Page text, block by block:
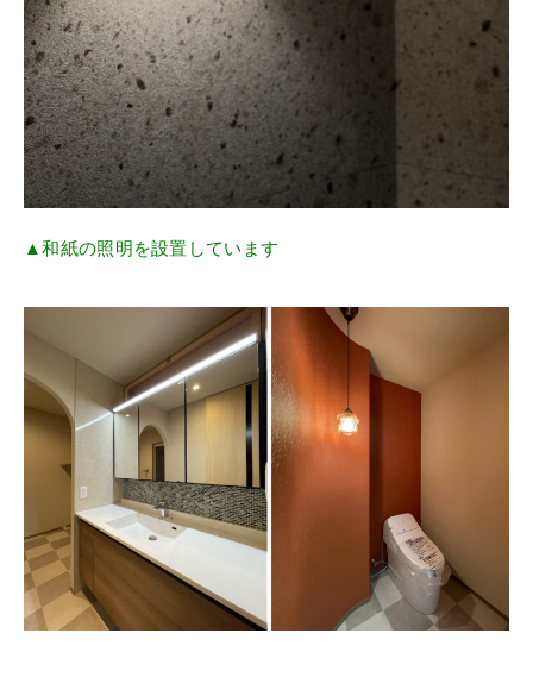
▲和紙の照明を設置しています